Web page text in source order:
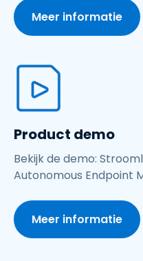
Meer informatie
Product demo
Bekijk de demo:
Autonomous Endpoint
Meer informatie